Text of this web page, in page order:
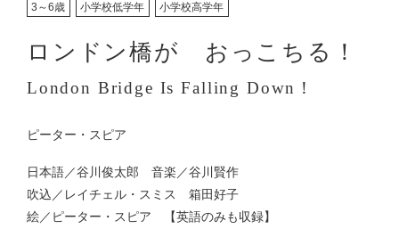
3～6歳 小学校低学年 小学校高学年
ロンドン橋が おっこちる！
London Bridge Is Falling Down！
ピーター・スピア
日本語／谷川俊太郎 音楽／谷川賢作
吹込／ レイチェル・スミス 箱田好子
絵／ ピーター・スピア 【英語のみも収録】